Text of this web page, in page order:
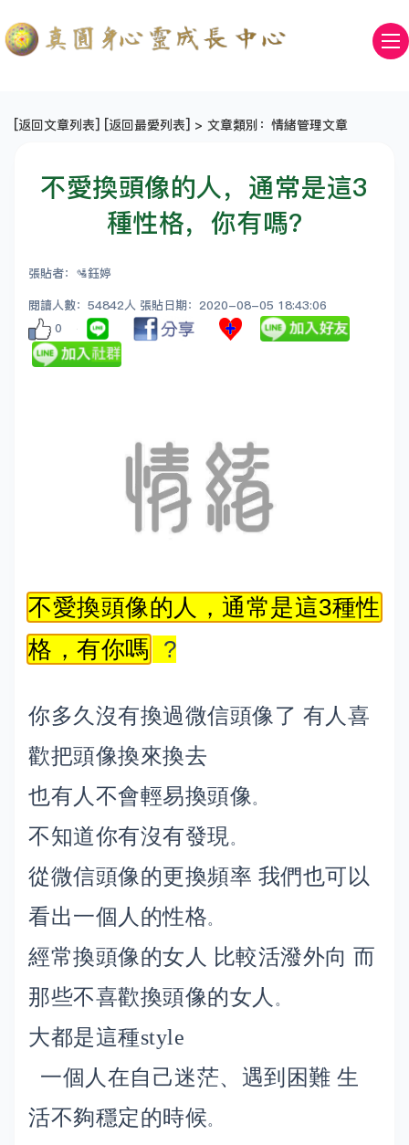
[返回文章列表] [返回最愛列表] > 文章類別：情緒管理文章
不愛換頭像的人，通常是這3
種性格，你有嗎?
張貼者：🛂鈺婷
閱讀人數：54842人 張貼日期：2020-08-05 18:43:06
0
不愛換頭像的人，通常是這3種性
格，有你嗎 ?
你多久沒有換過微信頭像了 有人喜
歡把頭像換來換去
也有人不會輕易換頭像 。
不知道你有沒有發現。
從微信頭像的更換頻率 我們也可以
看出一個人的性格。
經常換頭像的女人 比較活潑外向 而
那些不喜歡換頭像的女人 。
大都是這種style
一個人在自己迷茫、遇到困難 生
活不夠穩定的時候。